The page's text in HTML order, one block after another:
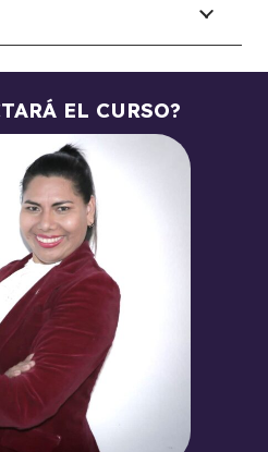
esenciales?
TU CERTIFICADO?
EL CURSO?